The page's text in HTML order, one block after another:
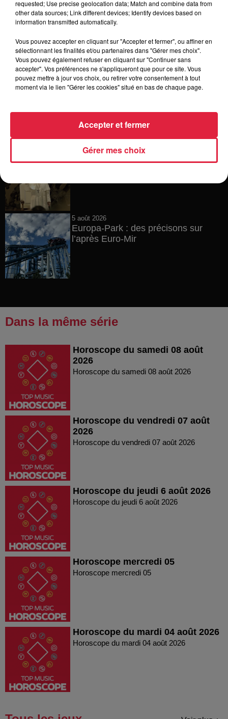
6 août 2026
Tags antisémites à Strasbourg :
6 août 2026
Au zoo de Mulhouse : rencontre
6 août 2026
Les dernières infos sur la venue du
5 août 2026
Europa-Park : des précisons sur
l’après Euro-Mir
Dans la même série
Horoscope du samedi 08 août
2026
Horoscope du samedi 08 août 2026
Horoscope du vendredi 07 août
2026
Horoscope du vendredi 07 août 2026
Horoscope du jeudi 6 août 2026
Horoscope du jeudi 6 août 2026
Horoscope mercredi 05
Horoscope mercredi 05
Horoscope du mardi 04 août 2026
Horoscope du mardi 04 août 2026
requested; Use precise geolocation data; Match and combine data from
other data sources; Link different devices; Identify devices based on
information transmitted automatically.
Vous pouvez accepter en cliquant sur "Accepter et fermer", ou affiner en
sélectionnant les finalités et/ou partenaires dans "Gérer mes choix".
Vous pouvez également refuser en cliquant sur "Continuer sans
accepter". Vos préférences ne s'appliqueront que pour ce site. Vous
pouvez mettre à jour vos choix, ou retirer votre consentement à tout
moment via le lien "Gérer les cookies" situé en bas de chaque page.
Gérer mes choix
Accepter et fermer